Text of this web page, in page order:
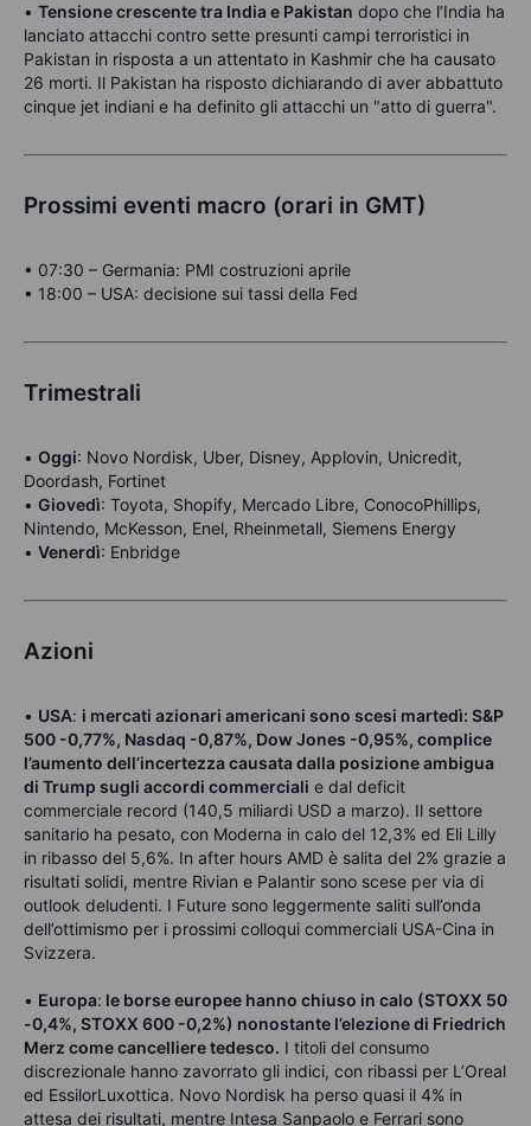
• Tensione crescente tra India e Pakistan dopo che l’India ha
lanciato attacchi contro sette presunti campi terroristici in
Pakistan in risposta a un attentato in Kashmir che ha causato
26 morti. Il Pakistan ha risposto dichiarando di aver abbattuto
cinque jet indiani e ha definito gli attacchi un "atto di guerra".
Prossimi eventi macro (orari in GMT)
• 07:30 – Germania: PMI costruzioni aprile
• 18:00 – USA: decisione sui tassi della Fed
Trimestrali
• Oggi: Novo Nordisk, Uber, Disney, Applovin, Unicredit,
Doordash, Fortinet
• Giovedì: Toyota, Shopify, Mercado Libre, ConocoPhillips,
Nintendo, McKesson, Enel, Rheinmetall, Siemens Energy
• Venerdì: Enbridge
Azioni
• USA: i mercati azionari americani sono scesi martedì: S&P
500 -0,77%, Nasdaq -0,87%, Dow Jones -0,95%, complice
l’aumento dell’incertezza causata dalla posizione ambigua
di Trump sugli accordi commerciali e dal deficit
commerciale record (140,5 miliardi USD a marzo). Il settore
sanitario ha pesato, con Moderna in calo del 12,3% ed Eli Lilly
in ribasso del 5,6%. In after hours AMD è salita del 2% grazie a
risultati solidi, mentre Rivian e Palantir sono scese per via di
outlook deludenti. I Future sono leggermente saliti sull’onda
dell’ottimismo per i prossimi colloqui commerciali USA-Cina in
Svizzera.
• Europa: le borse europee hanno chiuso in calo (STOXX 50
-0,4%, STOXX 600 -0,2%) nonostante l’elezione di Friedrich
Merz come cancelliere tedesco. I titoli del consumo
discrezionale hanno zavorrato gli indici, con ribassi per L’Oreal
ed EssilorLuxottica. Novo Nordisk ha perso quasi il 4% in
attesa dei risultati, mentre Intesa Sanpaolo e Ferrari sono